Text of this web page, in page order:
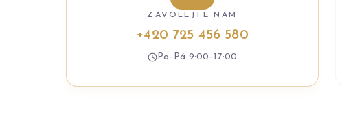
ZAVOLEJTE NÁM
+420 725 456 580
Po–Pá 9:00–17:00